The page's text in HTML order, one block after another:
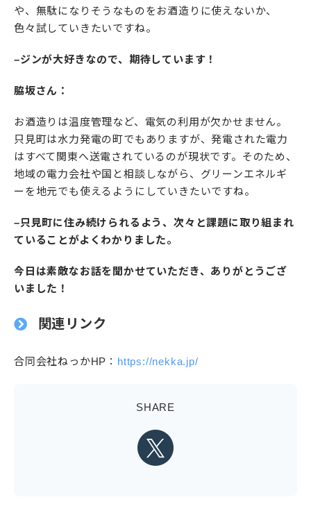
や、無駄になりそうなものをお酒造りに使えないか、
色々試していきたいですね。
–ジンが大好きなので、期待しています！
脇坂さん：
お酒造りは温度管理など、電気の利用が欠かせません。
只見町は水力発電の町でもありますが、発電された電力
はすべて関東へ送電されているのが現状です。そのため、
地域の電力会社や国と相談しながら、グリーンエネルギ
ーを地元でも使えるようにしていきたいですね。
–只見町に住み続けられるよう、次々と課題に取り組まれ
ていることがよくわかりました。
今日は素敵なお話を聞かせていただき、ありがとうござ
いました！
関連リンク
合同会社ねっかHP： https://nekka.jp/
SHARE